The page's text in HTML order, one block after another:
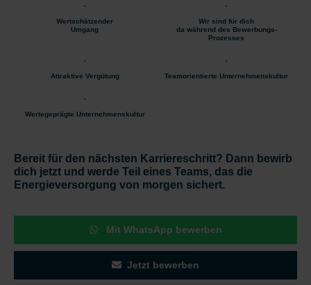
Wertschätzender
Umgang
Wir sind für dich
da während des Bewerbungs-
Prozesses
Attraktive Vergütung Teamorientierte Unternehmenskultur
Wertegeprägte Unternehmenskultur
Bereit für den nächsten Karriereschritt? Dann bewirb
dich jetzt und werde Teil eines Teams, das die
Energieversorgung von morgen sichert.
Mit WhatsApp bewerben
Jetzt bewerben